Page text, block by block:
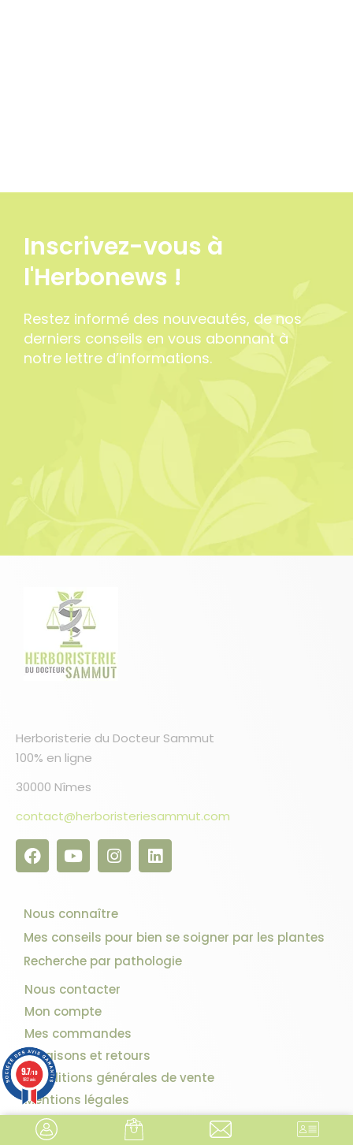
Inscrivez-vous à
l'Herbonews !
Restez informé des nouveautés, de nos
derniers conseils en vous abonnant à
notre lettre d’informations.
Herboristerie du Docteur Sammut
100% en ligne
30000 Nîmes
contact@herboristeriesammut.com
Nous connaître
Mes conseils pour bien se soigner par les plantes
Recherche par pathologie
Nous contacter
Mon compte
Mes commandes
Livraisons et retours
Conditions générales de vente
Mentions légales
Gestion des cookies
9.7/10
982 avis